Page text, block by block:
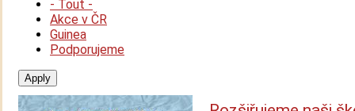
- Tout -
Akce v ČR
Guinea
Podporujeme